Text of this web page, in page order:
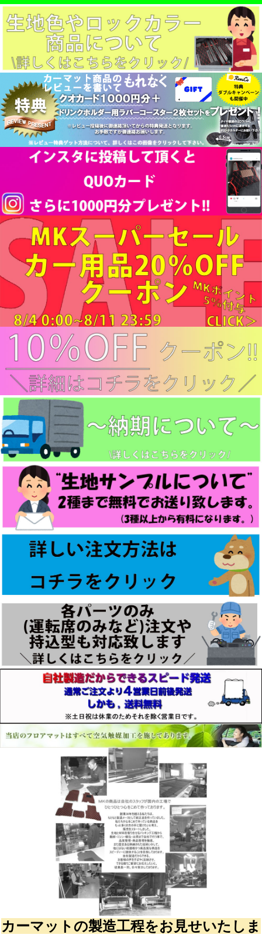
カーマットの製造工程をお見せいたしま